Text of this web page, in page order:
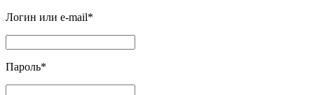
Логин или e-mail*
Пароль*